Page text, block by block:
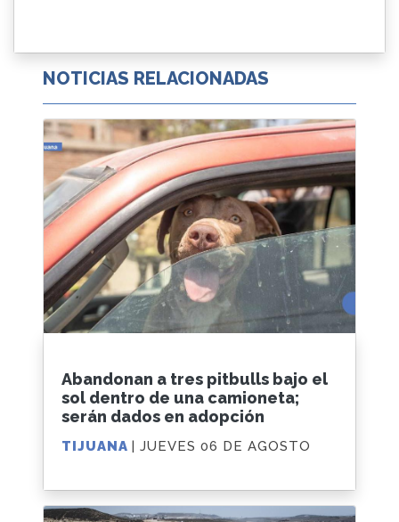
NOTICIAS RELACIONADAS
Abandonan a tres pitbulls bajo el
sol dentro de una camioneta;
serán dados en adopción
TIJUANA | JUEVES 06 DE AGOSTO